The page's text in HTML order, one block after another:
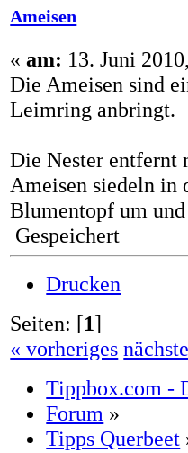
Ameisen
«am: 13. Juni
Die Ameisen sind
Leimring anbringt.
Die Nester entfernt
Ameisen siedeln in
Blumentopf um und
Gespeichert
Drucken
Seiten: [1]
« vorheriges
Tippbox.com -
Forum »
Tipps Querbeet